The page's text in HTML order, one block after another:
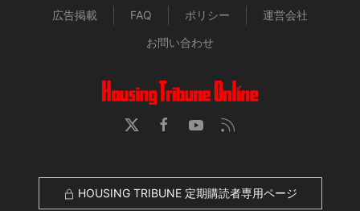
広告掲載
FAQ ポリシー
運営会社
お問い合わせ
HOUSING TRIBUNE 定期購読者専用ページ